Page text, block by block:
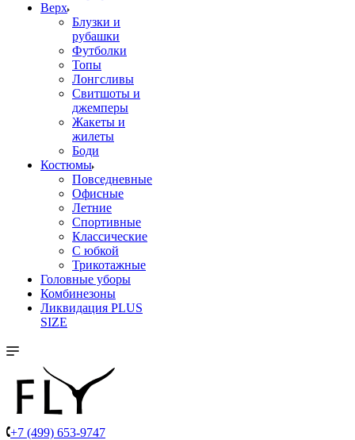
Верх
Блузки и
рубашки
Футболки
Топы
Лонгсливы
Свитшоты и
джемперы
Жакеты и
жилеты
Боди
Костюмы
Повседневные
Офисные
Летние
Спортивные
Классические
С юбкой
Трикотажные
Головные уборы
Комбинезоны
Ликвидация PLUS
SIZE
+7 (499) 653-9747